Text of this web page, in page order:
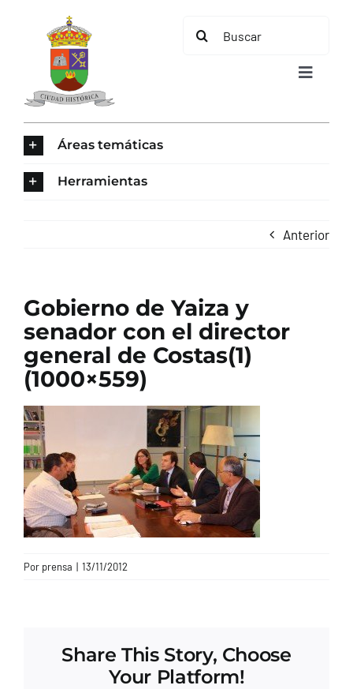
contenido
Buscar:
Toggle
TURISMO
CONTACTO
Áreas temáticas
Herramientas
Anterior
Gobierno de Yaiza y
senador con el director
general de Costas(1)
(1000×559)
Por prensa | 13/11/2012
Share This Story, Choose
Your Platform!